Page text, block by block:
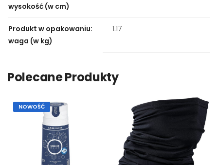
wysokość (w cm)
Produkt w opakowaniu:
waga (w kg)
1.17
Polecane Produkty
NOWOŚĆ